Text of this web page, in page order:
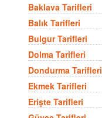
Baklava Tarifleri
Balık Tarifleri
Bulgur Tarifleri
Dolma Tarifleri
Dondurma Tarifleri
Ekmek Tarifleri
Erişte Tarifleri